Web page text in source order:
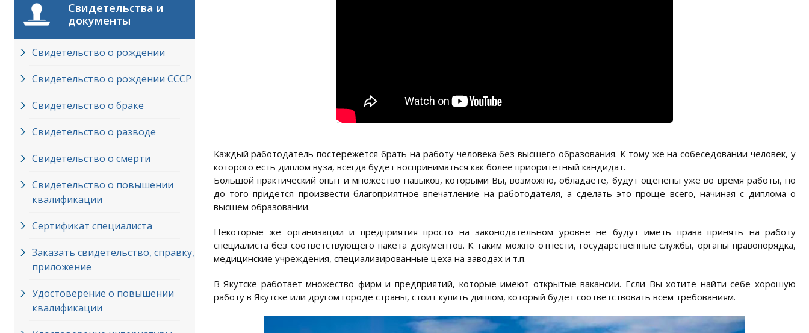
Свидетельства и
документы
Свидетельство о рождении
Свидетельство о рождении СССР
Свидетельство о браке
Свидетельство о разводе
Свидетельство о смерти
Свидетельство о повышении
квалификации
Сертификат специалиста
Заказать свидетельство, справку,
приложение
Удостоверение о повышении
квалификации
Каждый работодатель постережется брать на работу человека без высшего образования. К тому же на собеседовании человек, у
которого есть диплом вуза, всегда будет восприниматься как более приоритетный кандидат.
Большой практический опыт и множество навыков, которыми Вы, возможно, обладаете, будут оценены уже во время работы, но
до того придется произвести благоприятное впечатление на работодателя, а сделать это проще всего, начиная с диплома о
высшем образовании.
Некоторые же организации и предприятия просто на законодательном уровне не будут иметь права принять на работу
специалиста без соответствующего пакета документов. К таким можно отнести, государственные службы, органы правопорядка,
медицинские учреждения, специализированные цеха на заводах и т.п.
В Якутске работает множество фирм и предприятий, которые имеют открытые вакансии. Если Вы хотите найти себе хорошую
работу в Якутске или другом городе страны, стоит купить диплом, который будет соответствовать всем требованиям.